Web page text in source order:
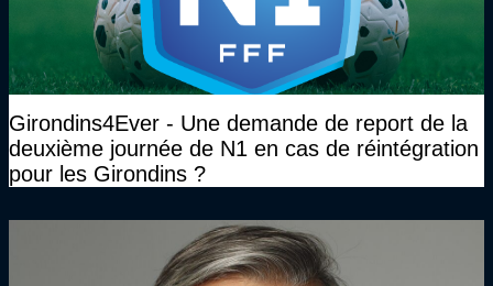
Girondins4Ever - Une demande de report de la
deuxième journée de N1 en cas de réintégration
pour les Girondins ?